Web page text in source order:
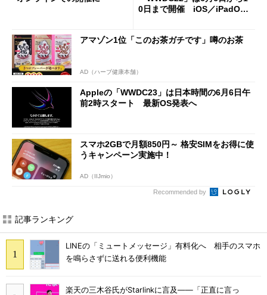
0日まで開催 iOS／iPadOS
アマゾン1位「このお茶ガチです」噂のお茶
AD（ハーブ健康本舗）
Appleの「WWDC23」は日本時間の6月6日午
前2時スタート 最新OS発表へ
スマホ2GBで月額850円～ 格安SIMをお得に使
うキャンペーン実施中！
AD（IIJmio）
Recommended by
記事ランキング
LINEの「ミュートメッセージ」有料化へ 相手のスマホ
を鳴らさずに送れる便利機能
楽天の三木谷氏がStarlinkに言及――「正直に言っ